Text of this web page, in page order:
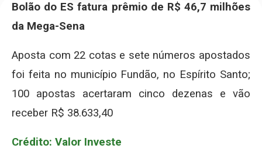
Bolão do ES fatura prêmio de R$ 46,7 milhões
da Mega-Sena
Aposta com 22 cotas e sete números apostados
foi feita no município Fundão, no Espírito Santo;
100 apostas acertaram cinco dezenas e vão
receber R$ 38.633,40
Crédito: Valor Investe